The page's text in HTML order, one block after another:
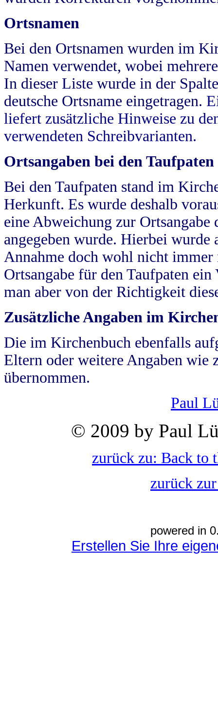
Ortsnamen
Bei den Ortsnamen wurden im
Namen verwendet, wobei
In dieser Liste wurde in der
deutsche Ortsname eingetragen.
liefert zusätzliche Hinweise zu
verwendeten Schreibvarianten.
Ortsangaben bei den Taufpaten
Bei den Taufpaten stand im
Herkunft. Es wurde deshalb
eine Abweichung zur
angegeben wurde. Hierbei wurde
Annahme doch wohl nicht
Ortsangabe für den Taufpaten
man aber von der Richtigkeit
Zusätzliche Angaben im
Die im Kirchenbuch ebenfalls
Eltern oder weitere Angaben wie
übernommen.
Paul
© 2009 by Paul
zurück zu: Back to
zurück
powered in
Erstellen Sie Ihre